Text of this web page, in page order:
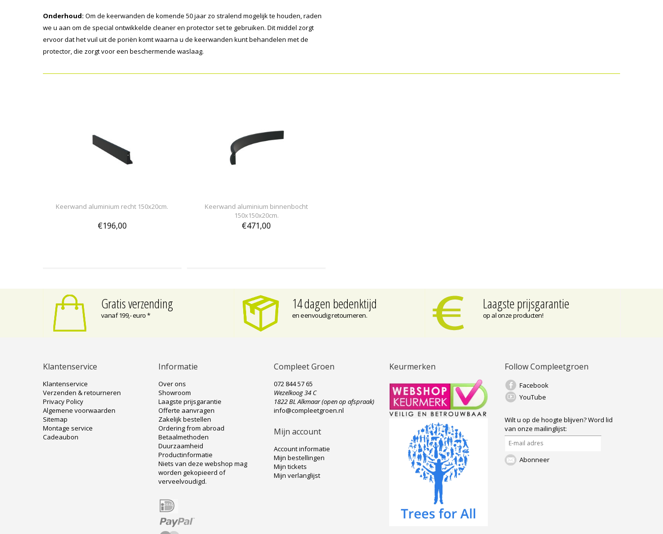
Onderhoud: Om de keerwanden de komende 50 jaar zo stralend mogelijk te houden, raden
we u aan om de special ontwikkelde cleaner en protector set te gebruiken. Dit middel zorgt
ervoor dat het vuil uit de poriën komt waarna u de keerwanden kunt behandelen met de
protector, die zorgt voor een beschermende waslaag.
Keerwand aluminium recht 150x20cm.
€196,00
Keerwand aluminium binnenbocht
150x150x20cm.
€471,00
Gratis verzending
vanaf 199,- euro *
14 dagen bedenktijd
en eenvoudig retourneren.
Laagste prijsgarantie
op al onze producten!
Klantenservice
Klantenservice
Verzenden & retourneren
Privacy Policy
Algemene voorwaarden
Sitemap
Montage service
Cadeaubon
Informatie
Over ons
Showroom
Laagste prijsgarantie
Offerte aanvragen
Zakelijk bestellen
Ordering from abroad
Betaalmethoden
Duurzaamheid
Productinformatie
Niets van deze webshop mag
worden gekopieerd of
verveelvoudigd.
Compleet Groen
072 844 57 65
Wezelkoog 34 C
1822 BL Alkmaar (open op afspraak)
info@compleetgroen.nl
Mijn account
Account informatie
Mijn bestellingen
Mijn tickets
Mijn verlanglijst
Keurmerken Follow Compleetgroen
Facebook
YouTube
Wilt u op de hoogte blijven?Word lid
van onze mailinglijst:
Abonneer